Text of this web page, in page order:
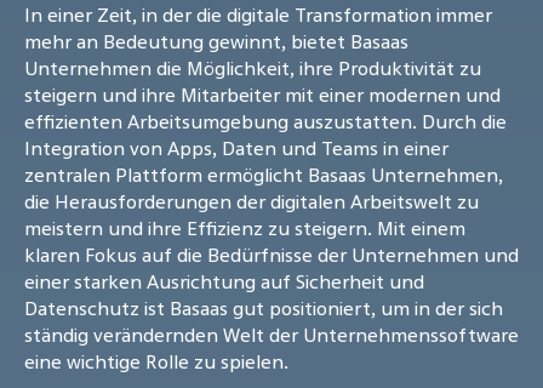
In einer Zeit, in der die digitale Transformation immer
mehr an Bedeutung gewinnt, bietet Basaas
Unternehmen die Möglichkeit, ihre Produktivität zu
steigern und ihre Mitarbeiter mit einer modernen und
effizienten Arbeitsumgebung auszustatten. Durch die
Integration von Apps, Daten und Teams in einer
zentralen Plattform ermöglicht Basaas Unternehmen,
die Herausforderungen der digitalen Arbeitswelt zu
meistern und ihre Effizienz zu steigern. Mit einem
klaren Fokus auf die Bedürfnisse der Unternehmen und
einer starken Ausrichtung auf Sicherheit und
Datenschutz ist Basaas gut positioniert, um in der sich
ständig verändernden Welt der Unternehmenssoftware
eine wichtige Rolle zu spielen.